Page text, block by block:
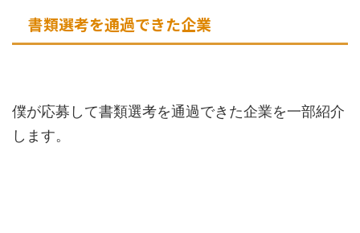
書類選考を通過できた企業
僕が応募して書類選考を通過できた企業を一部紹介
します。